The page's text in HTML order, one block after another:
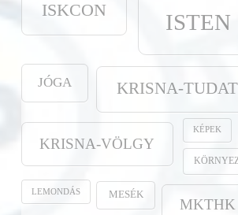
ISKCON ISTEN
JÓGA KRISNA-TUDAT
KRISNA-VÖLGY
KÉPEK
LEMONDÁS MESÉK
MKTHK